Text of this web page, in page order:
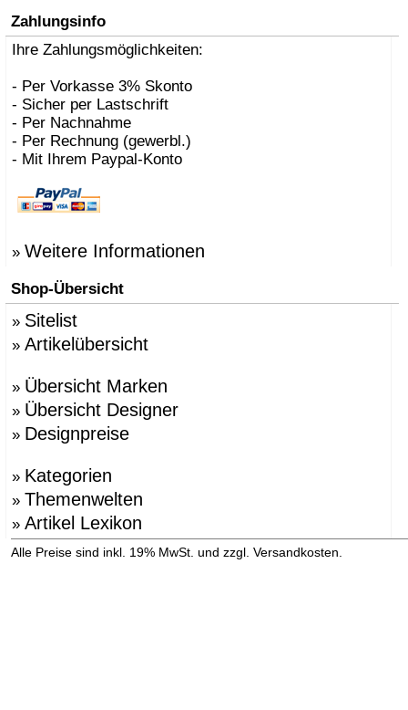
Zahlungsinfo
Ihre Zahlungsmöglichkeiten:
- Per Vorkasse 3% Skonto
- Sicher per Lastschrift
- Per Nachnahme
- Per Rechnung (gewerbl.)
- Mit Ihrem Paypal-Konto
» Weitere Informationen
Shop-Übersicht
» Sitelist
» Artikelübersicht
» Übersicht Marken
» Übersicht Designer
» Designpreise
» Kategorien
» Themenwelten
» Artikel Lexikon
Alle Preise sind inkl. 19% MwSt. und zzgl. Versandkosten.